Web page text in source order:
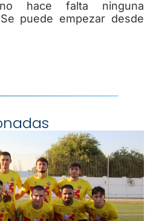
hace falta ninguna
puede empezar desde